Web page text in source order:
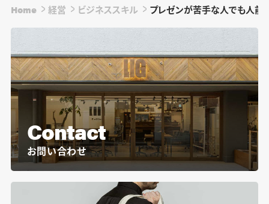
Home 経営 ビジネススキル プレゼンが苦手な人でも人前
Contact
お問い合わせ